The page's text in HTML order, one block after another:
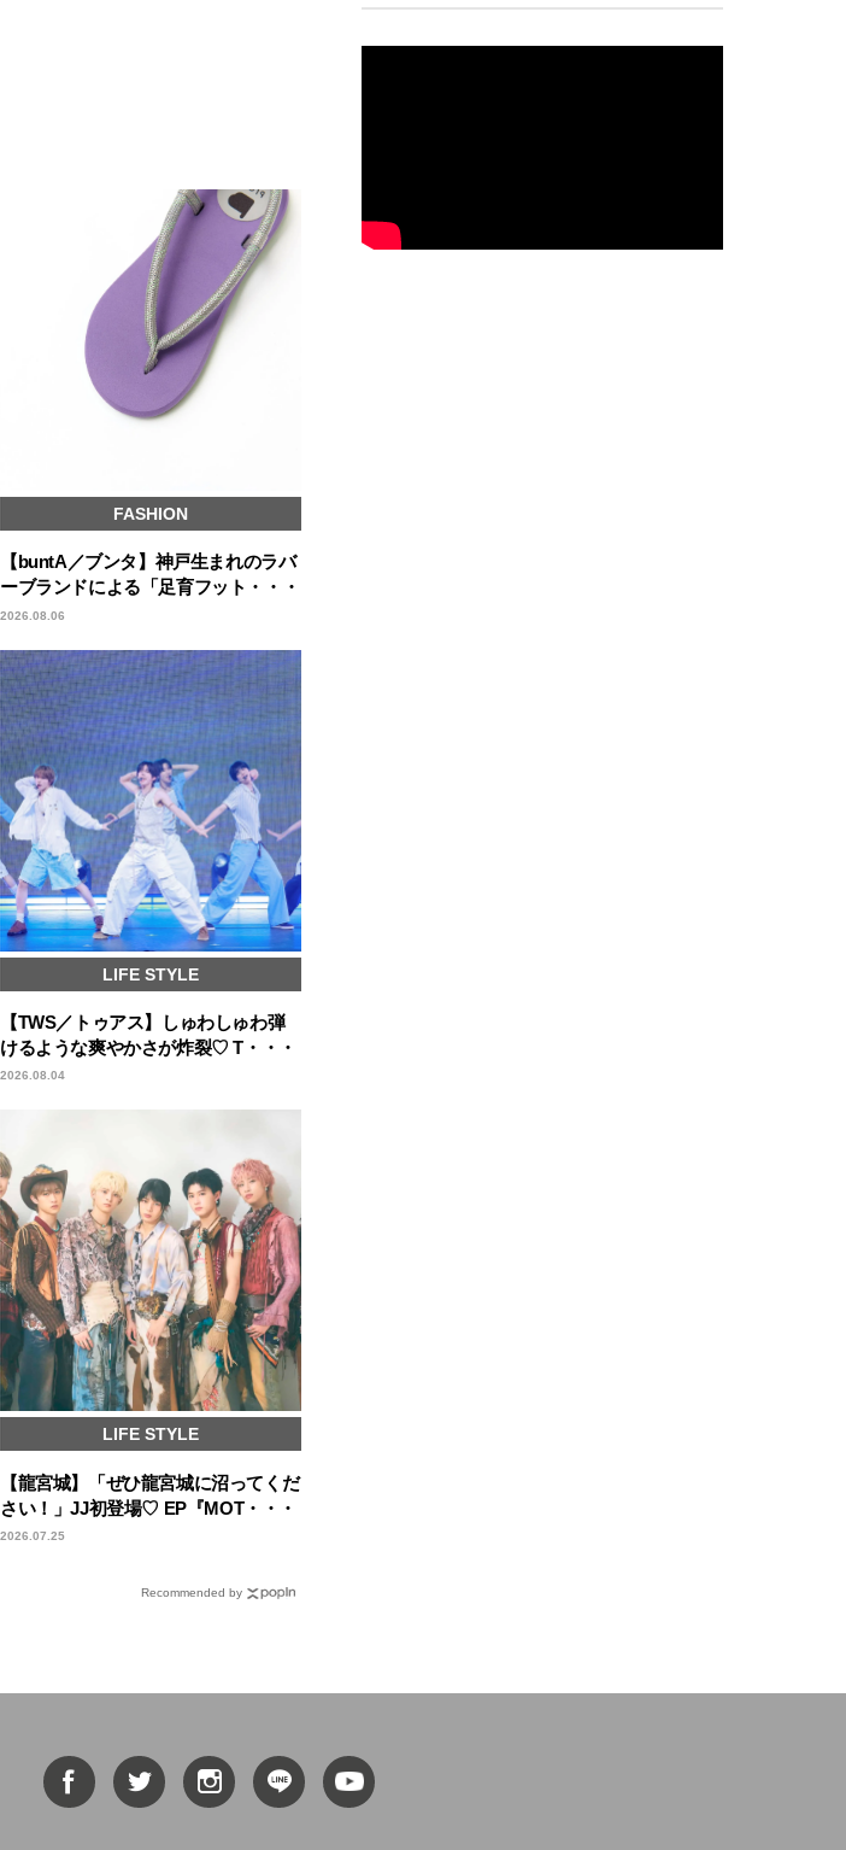
FASHION
【buntA／ブンタ】神戸生まれのラバ
ーブランドによる「足育フット・・・
2026.08.06
LIFE STYLE
【TWS／トゥアス】しゅわしゅわ弾
けるような爽やかさが炸裂♡ T・・・
2026.08.04
LIFE STYLE
【龍宮城】「ぜひ龍宮城に沼ってくだ
さい！」JJ初登場♡ EP『MOT・・・
2026.07.25
Recommended by